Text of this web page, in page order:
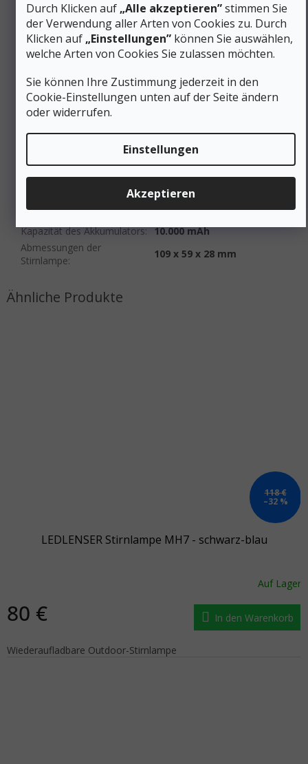
Durch Klicken auf „Alle akzeptieren”stimmen Sie
der Verwendung aller Arten von Cookies zu. Durch
Klicken auf „Einstellungen” können Sie auswählen,
welche Arten von Cookies Sie zulassen möchten.
Sie können Ihre Zustimmung jederzeit in den
Cookie-Einstellungen unten auf der Seite ändern
oder widerrufen.
Einstellungen
Akzeptieren
Einstellbarer Lichtkegel:
Nein - dauerhaft
kombiniert
Form der Stromversorgung:
Wiederaufladbare Batterie
(Akkumulator)
#sizes_table#
hidden
Gewicht von Stirnlampe und
Stirnbändern
173 g
Wh:
Licht/Gurten/Akkumulator:
668 g
Max. Lichtstrom:
6.500 lm
1 Std. 40 Min. bis 84 Std
Energiequelle:
Akku (USB-C-Ladekabel)
Kapazität des Akkumulators: 10.000 mAh
Abmessungen der
Stirnlampe:
109 x 59 x 28 mm
118 €
–32 %
LEDLENSER Stirnlampe MH7 - schwarz-blau
Auf Lager
80 € In den Warenkorb
Wiederaufladbare Outdoor-Stirnlampe